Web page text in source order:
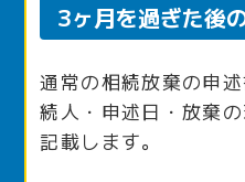
3ヶ月を過ぎた後
通常の相続放棄の申
続人・申述日・放棄
記載します。